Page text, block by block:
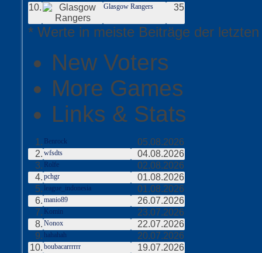
10. Glasgow Rangers 35
* Werte in meiste Beiträge der letzten
New Voters
More Games
Links & Stats
1. Benrock
05.08.2026
2. wfsdts
04.08.2026
3. Rolfe
02.08.2026
4. pchgr
01.08.2026
5. league_indonesia
01.08.2026
6. manio89
26.07.2026
7. Komin
23.07.2026
8. Nonox
22.07.2026
9. hahahah
20.07.2026
10. boubacarrrrrr 19.07.2026